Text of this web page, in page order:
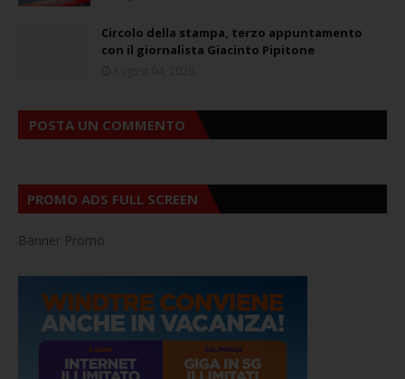
Circolo della stampa, terzo appuntamento
con il giornalista Giacinto Pipitone
POSTA UN COMMENTO
PROMO ADS FULL SCREEN
Banner Promo